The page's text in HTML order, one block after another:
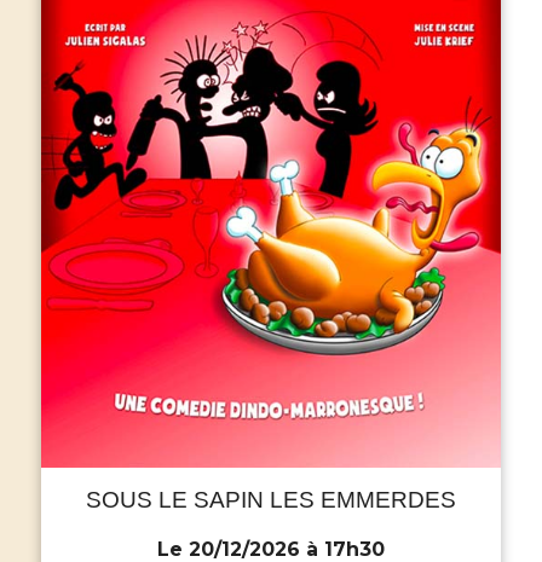
SOUS LE SAPIN LES EMMERDES
Le 20/12/2026 à 17h30